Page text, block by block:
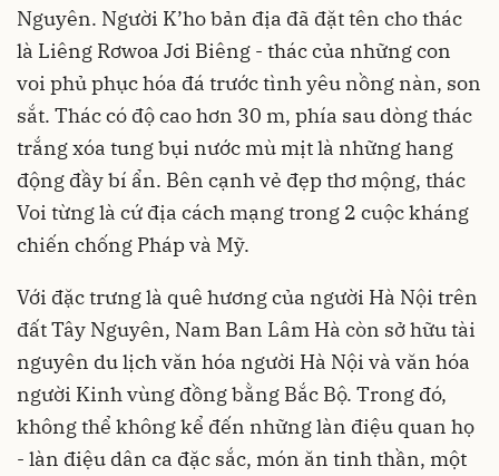
Nguyên. Người K’ho bản địa đã đặt tên cho thác
là Liêng Rơwoa Jơi Biêng - thác của những con
voi phủ phục hóa đá trước tình yêu nồng nàn, son
sắt. Thác có độ cao hơn 30 m, phía sau dòng thác
trắng xóa tung bụi nước mù mịt là những hang
động đầy bí ẩn. Bên cạnh vẻ đẹp thơ mộng, thác
Voi từng là cứ địa cách mạng trong 2 cuộc kháng
chiến chống Pháp và Mỹ.
Với đặc trưng là quê hương của người Hà Nội trên
đất Tây Nguyên, Nam Ban Lâm Hà còn sở hữu tài
nguyên du lịch văn hóa người Hà Nội và văn hóa
người Kinh vùng đồng bằng Bắc Bộ. Trong đó,
không thể không kể đến những làn điệu quan họ
- làn điệu dân ca đặc sắc, món ăn tinh thần, một